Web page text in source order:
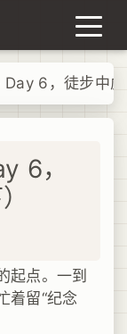
6，徒步中
6，
起点。一到
着留“纪念